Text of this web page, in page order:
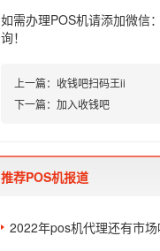
如需办理POS机请添加微信：
询！
上一篇： 收钱吧扫码王ii
下一篇： 加入收钱吧
推荐POS机报道
2022年pos机代理还有市场